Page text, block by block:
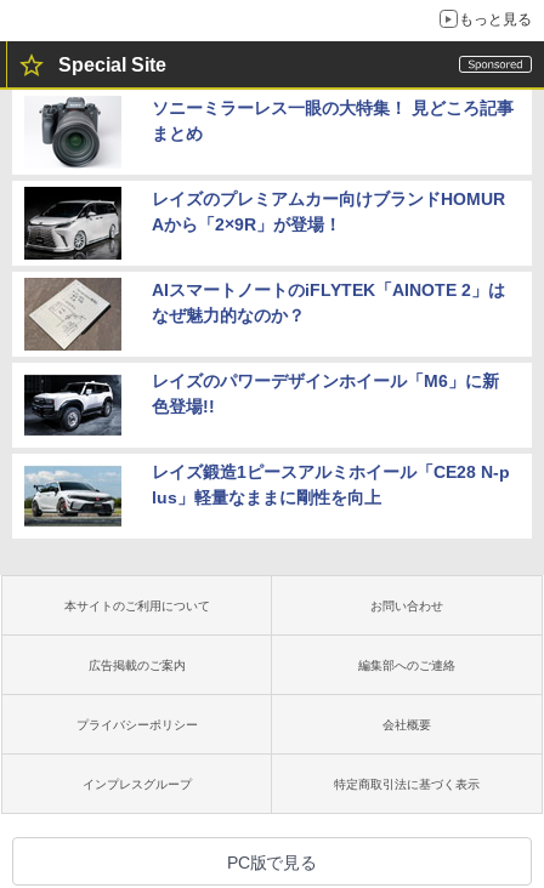
もっと見る
Special Site
ソニーミラーレス一眼の大特集！ 見どころ記事
まとめ
レイズのプレミアムカー向けブランドHOMUR
Aから「2×9R」が登場！
AIスマートノートのiFLYTEK「AINOTE 2」は
なぜ魅力的なのか？
レイズのパワーデザインホイール「M6」に新
色登場!!
レイズ鍛造1ピースアルミホイール「CE28 N-p
lus」軽量なままに剛性を向上
本サイトのご利用について お問い合わせ
広告掲載のご案内 編集部へのご連絡
プライバシーポリシー 会社概要
インプレスグループ 特定商取引法に基づく表示
PC版で見る